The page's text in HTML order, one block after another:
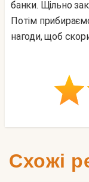
банки. Щільно
Потім
нагоди, щоб
Схожі